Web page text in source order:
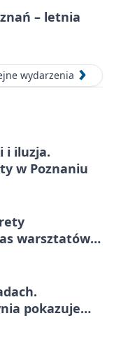
– letnia
wydarzenia
i iluzja.
w Poznaniu
warsztatów
pokazuje